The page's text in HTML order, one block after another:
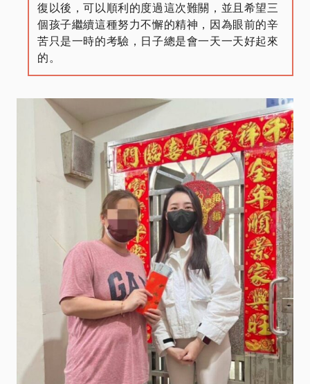
復以後，可以順利的度過這次難關，並且希望三
個孩子繼續這種努力不懈的精神，因為眼前的辛
苦只是一時的考驗，日子總是會一天一天好起來
的。